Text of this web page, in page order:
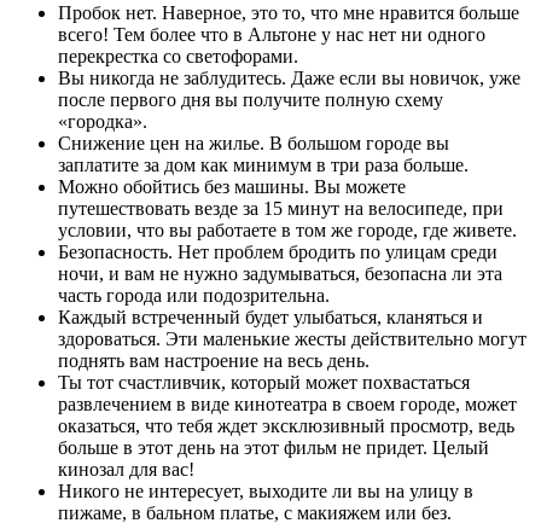
Пробок нет. Наверное, это то, что мне нравится больше
всего! Тем более что в Альтоне у нас нет ни одного
перекрестка со светофорами.
Вы никогда не заблудитесь. Даже если вы новичок, уже
после первого дня вы получите полную схему
«городка».
Снижение цен на жилье. В большом городе вы
заплатите за дом как минимум в три раза больше.
Можно обойтись без машины. Вы можете
путешествовать везде за 15 минут на велосипеде, при
условии, что вы работаете в том же городе, где живете.
Безопасность. Нет проблем бродить по улицам среди
ночи, и вам не нужно задумываться, безопасна ли эта
часть города или подозрительна.
Каждый встреченный будет улыбаться, кланяться и
здороваться. Эти маленькие жесты действительно могут
поднять вам настроение на весь день.
Ты тот счастливчик, который может похвастаться
развлечением в виде кинотеатра в своем городе, может
оказаться, что тебя ждет эксклюзивный просмотр, ведь
больше в этот день на этот фильм не придет. Целый
кинозал для вас!
Никого не интересует, выходите ли вы на улицу в
пижаме, в бальном платье, с макияжем или без.